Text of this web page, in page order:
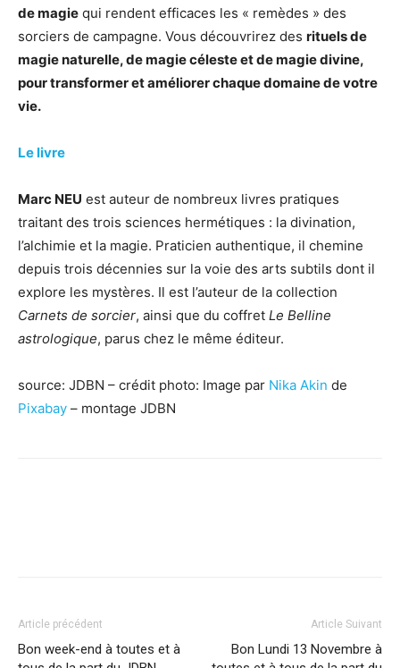
de magie qui rendent efficaces les « remèdes » des
sorciers de campagne. Vous découvrirez des rituels de
magie naturelle, de magie céleste et de magie divine,
pour transformer et améliorer chaque domaine de votre
vie.
Le livre
Marc NEU est auteur de nombreux livres pratiques
traitant des trois sciences hermétiques : la divination,
l’alchimie et la magie. Praticien authentique, il chemine
depuis trois décennies sur la voie des arts subtils dont il
explore les mystères. Il est l’auteur de la collection
Carnets de sorcier, ainsi que du coffret Le Belline
astrologique, parus chez le même éditeur.
source: JDBN – crédit photo: Image par Nika Akin de
Pixabay – montage JDBN
Article précédent
Bon week-end à toutes et à
Article Suivant
Bon Lundi 13 Novembre à